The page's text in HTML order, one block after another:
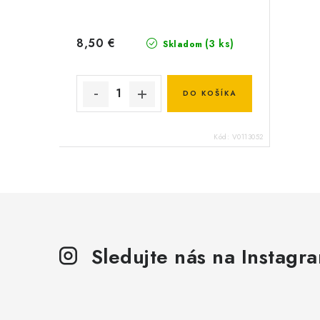
Skladom (3 ks)
8,50 €
DO KOŠÍKA
Kód: V0113052
Sledujte nás na